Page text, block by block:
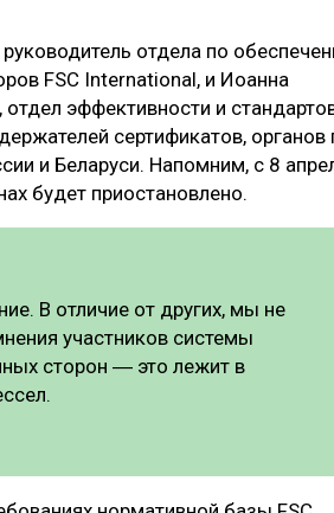
отдела по
FSC International, и Иоанна
эффективности и
сертификатов, органов
и Беларуси. Напомним, с 8
будет приостановлено.
В отличие от других, мы не
участников системы
сторон ― это лежит в